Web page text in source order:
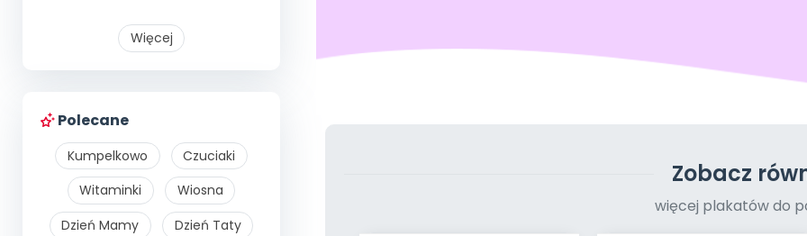
Więcej
Polecane
Kumpelkowo
Czuciaki
Witaminki
Wiosna
Dzień Mamy
Dzień Taty
Zobacz
więcej plakatów do